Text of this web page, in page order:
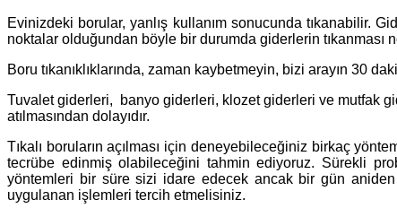
Evinizdeki borular, yanlış kullanım sonucunda tıkanabilir.
noktalar olduğundan böyle bir durumda giderlerin tıkanması
Boru tıkanıklıklarında, zaman kaybetmeyin, bizi arayın 30
Tuvalet giderleri, banyo giderleri, klozet giderleri ve mutfak
atılmasından dolayıdır.
Tıkalı boruların açılması için deneyebileceğiniz birkaç
tecrübe edinmiş olabileceğini tahmin ediyoruz. Sürekli
yöntemleri bir süre sizi idare edecek ancak bir gün
uygulanan işlemleri tercih etmelisiniz.